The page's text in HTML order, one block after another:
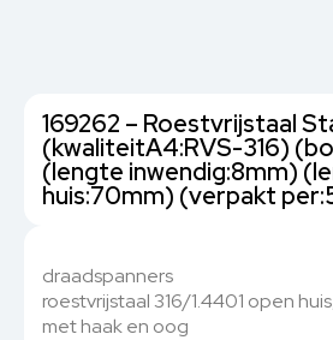
169262 – Roestvrijstaal
(kwaliteitA4:RVS-316)
(lengte inwendig:8mm)
huis:70mm) (verpakt
draadspanners
roestvrijstaal 316/1.4401 open
met haak en oog